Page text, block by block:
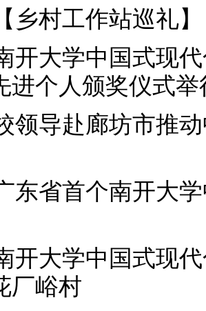
【乡村工作站巡礼
开大学中国式现
进个人颁奖仪式举
领导赴廊坊市推
东省首个南开大
开大学中国式现
厂峪村